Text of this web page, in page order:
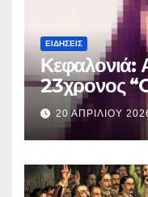
ΕΙΔΉΣΕΙΣ
Κεφαλονιά:
23χρονος
Μυρτούς
20 ΑΠΡΙΛΊΟΥ